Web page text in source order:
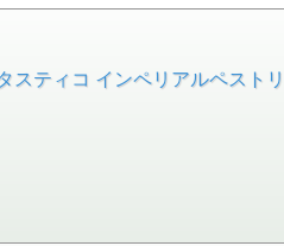
スティコ インペリアルペスト